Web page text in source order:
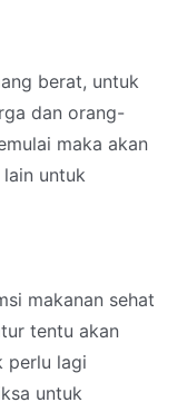
berat, untuk
dan orang-
maka akan
untuk
makanan sehat
tentu akan
perlu lagi
untuk